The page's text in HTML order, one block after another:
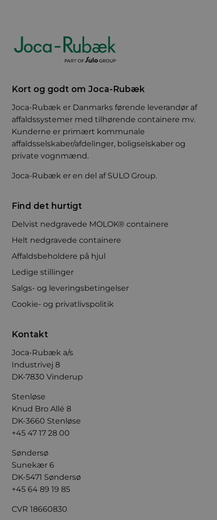
Kort og godt om Joca-Rubæk
Joca-Rubæk er Danmarks førende leverandør af
affaldssystemer med tilhørende containere mv.
Kunderne er primært kommunale
affaldsselskaber/afdelinger, boligselskaber og
private vognmænd.
Joca-Rubæk er en del af SULO Group.
Find det hurtigt
Delvist nedgravede MOLOK® containere
Helt nedgravede containere
Affaldsbeholdere på hjul
Ledige stillinger
Salgs- og leveringsbetingelser
Cookie- og privatlivspolitik
Kontakt
Joca-Rubæk a/s
Industrivej 8
DK-7830 Vinderup
Stenløse
Knud Bro Allé 8
DK-3660 Stenløse
+45 47 17 28 00
Søndersø
Sunekær 6
DK-5471 Søndersø
+45 64 89 19 85
CVR 18660830